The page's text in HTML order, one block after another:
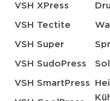
VSH XPress
VSH Tectite
VSH Super
VSH SudoPress
VSH SmartPress